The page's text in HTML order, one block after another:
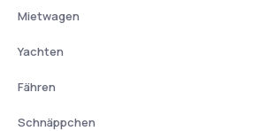
Mietwagen
Yachten
Fähren
Schnäppchen